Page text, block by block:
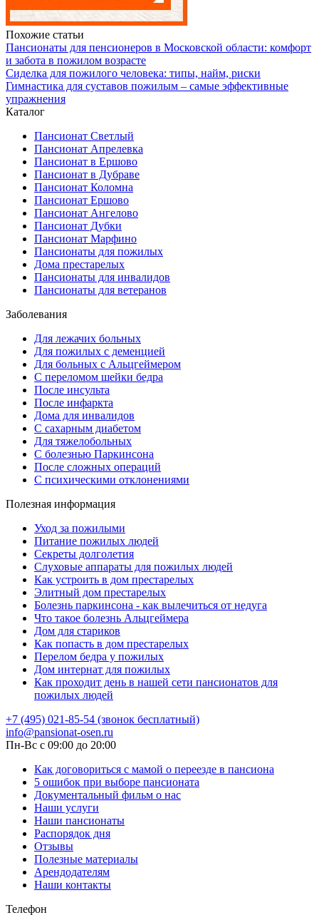
Похожие статьи
Пансионаты для пенсионеров в Московской области: комфорт
и забота в пожилом возрасте
Сиделка для пожилого человека: типы, найм, риски
Гимнастика для суставов пожилым – самые эффективные
упражнения
Каталог
Пансионат Светлый
Пансионат Апрелевка
Пансионат в Ершово
Пансионат в Дубраве
Пансионат Коломна
Пансионат Ершово
Пансионат Ангелово
Пансионат Дубки
Пансионат Марфино
Пансионаты для пожилых
Дома престарелых
Пансионаты для инвалидов
Пансионаты для ветеранов
Заболевания
Для лежачих больных
Для пожилых с деменцией
Для больных с Альцгеймером
С переломом шейки бедра
После инсульта
После инфаркта
Дома для инвалидов
С сахарным диабетом
Для тяжелобольных
С болезнью Паркинсона
После сложных операций
С психическими отклонениями
Полезная информация
Уход за пожилыми
Питание пожилых людей
Секреты долголетия
Слуховые аппараты для пожилых людей
Как устроить в дом престарелых
Элитный дом престарелых
Болезнь паркинсона - как вылечиться от недуга
Что такое болезнь Альцгеймера
Дом для стариков
Как попасть в дом престарелых
Перелом бедра у пожилых
Дом интернат для пожилых
Как проходит день в нашей сети пансионатов для
пожилых людей
+7 (495) 021-85-54 (звонок бесплатный)
info@pansionat-osen.ru
Пн-Вс с 09:00 до 20:00
Как договориться с мамой о переезде в пансиона
5 ошибок при выборе пансионата
Документальный фильм о нас
Наши услуги
Наши пансионаты
Распорядок дня
Отзывы
Полезные материалы
Арендодателям
Наши контакты
Телефон